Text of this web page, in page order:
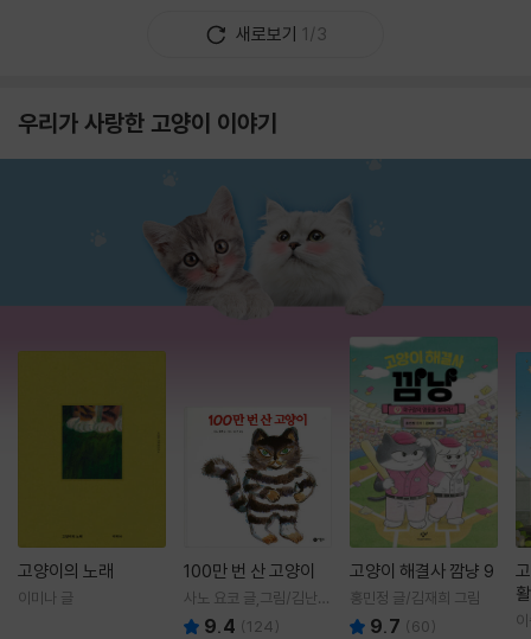
새로보기 1/3
우리가 사랑한 고양이 이야기
고양이의 노래
이미나 글
100만 번 산 고양이
사노 요코 글,그림/김난주
역 9.4 (124)
고양이 해결사 깜냥 9
홍민정 글/김재희 그림
9.7 (60)